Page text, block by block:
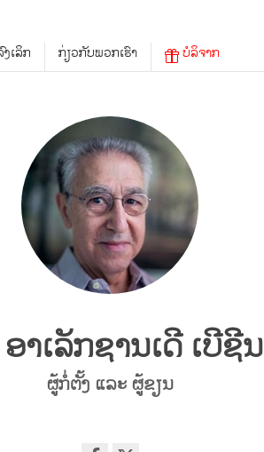
ເລິກ ກ່ຽວກັບພວກເຮົາ ບໍລິຈາກ
າເລັກຊານເດີ ເບີຊີນ
ຜູ້ກໍ່ຕັ້ງ ແລະ ຜູ້ຂຽນ